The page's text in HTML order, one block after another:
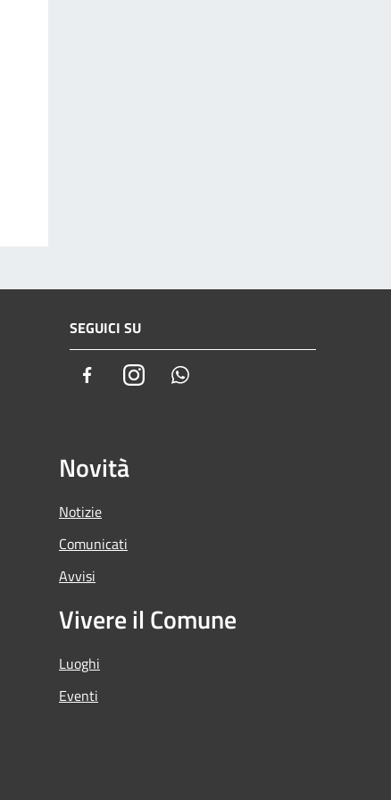
SEGUICI SU
FacebookInstagram
Novità
Notizie
Comunicati
Avvisi
Vivere il Comune
Luoghi
Eventi